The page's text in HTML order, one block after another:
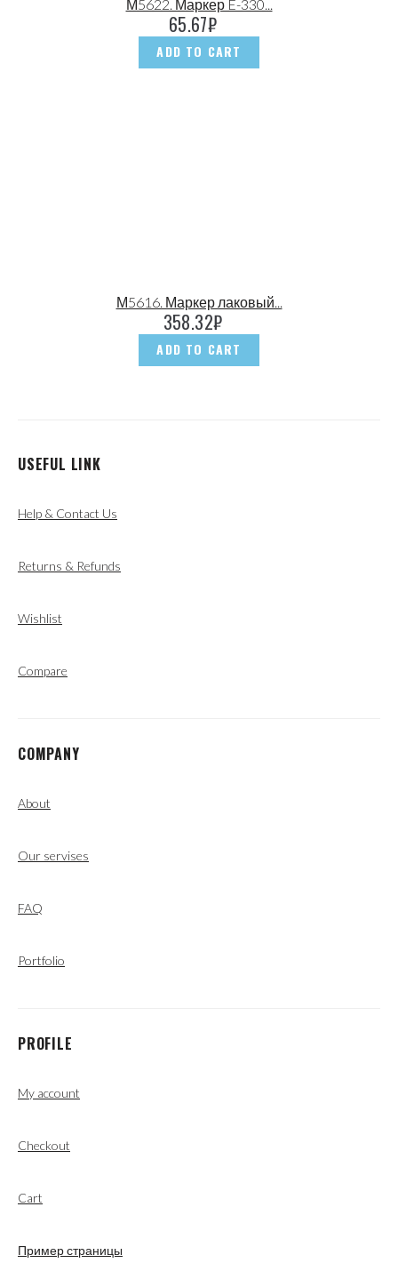
М5622. Маркер E-330...
65.67₽
ADD TO CART
М5616. Маркер лаковый...
358.32₽
ADD TO CART
USEFUL LINK
Help & Contact Us
Returns & Refunds
Wishlist
Compare
COMPANY
About
Our servises
FAQ
Portfolio
PROFILE
My account
Checkout
Cart
Пример страницы